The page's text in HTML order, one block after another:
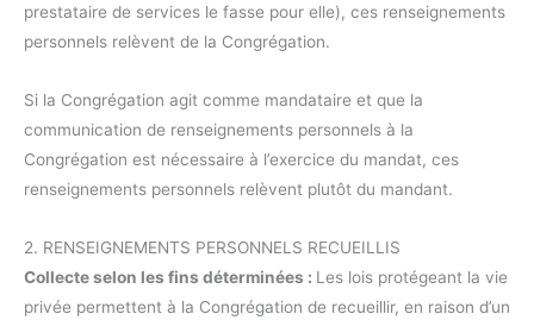
prestataire de services le fasse pour elle), ces renseignements
personnels relèvent de la Congrégation.
Si la Congrégation agit comme mandataire et que la
communication de renseignements personnels à la
Congrégation est nécessaire à l’exercice du mandat, ces
renseignements personnels relèvent plutôt du mandant.
2. RENSEIGNEMENTS PERSONNELS RECUEILLIS
Collecte selon les fins déterminées : Les lois protégeant la vie
privée permettent à la Congrégation de recueillir, en raison d’un